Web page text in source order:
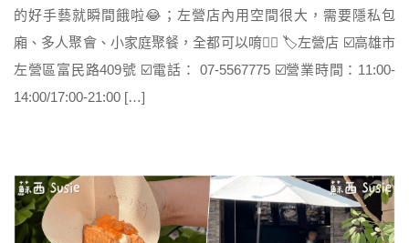
的好手藝就瞬間餓啦😂；左營店內用空間很大，需要隱私包
廂、多人聚會、小家庭聚餐，全都可以唷👍🏻 🏷左營店 ☑️高雄市
左營區富民路409號 ☑️電話： 07-5567775 ☑️營業時間：11:00-
14:00/17:00-21:00 […]